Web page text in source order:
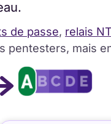
de passe, relais
pentesters, mais